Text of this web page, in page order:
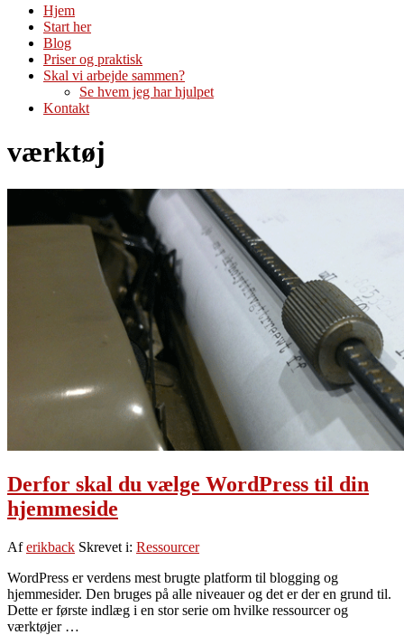
Hjem
Start her
Blog
Priser og praktisk
Skal vi arbejde sammen?
Se hvem jeg har hjulpet
Kontakt
værktøj
Derfor skal du vælge WordPress til din
hjemmeside
Aferikback Skrevet i: Ressourcer
WordPress er verdens mest brugte platform til blogging og
hjemmesider. Den bruges på alle niveauer og det er der en grund til.
Dette er første indlæg i en stor serie om hvilke ressourcer og
værktøjer …